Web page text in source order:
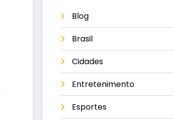
Blog
Brasil
Cidades
Entretenimento
Esportes